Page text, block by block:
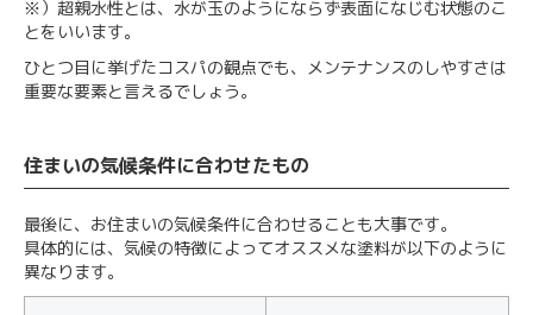
※）超親水性とは、水が玉のようにならず表面になじむ状態のこ
とをいいます。
ひとつ目に挙げたコスパの観点でも、メンテナンスのしやすさは
重要な要素と言えるでしょう。
住まいの気候条件に合わせたもの
最後に、お住まいの気候条件に合わせることも大事です。
具体的には、気候の特徴によってオススメな塗料が以下のように
異なります。